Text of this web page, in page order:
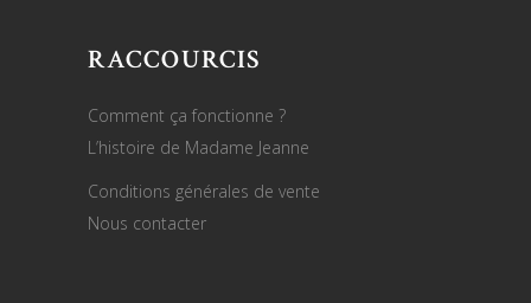
RACCOURCIS
Comment ça fonctionne ?
L’histoire de Madame Jeanne
Conditions générales de vente
Nous contacter